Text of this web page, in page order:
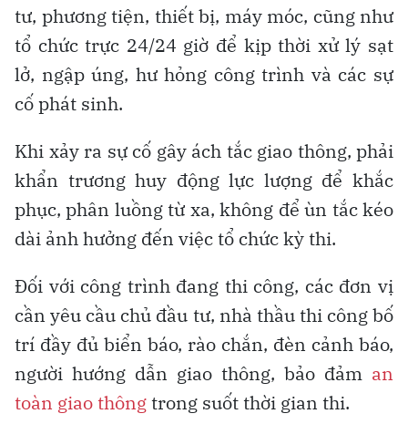
tư, phương tiện, thiết bị, máy móc, cũng như
tổ chức trực 24/24 giờ để kịp thời xử lý sạt
lở, ngập úng, hư hỏng công trình và các sự
cố phát sinh.
Khi xảy ra sự cố gây ách tắc giao thông, phải
khẩn trương huy động lực lượng để khắc
phục, phân luồng từ xa, không để ùn tắc kéo
dài ảnh hưởng đến việc tổ chức kỳ thi.
Đối với công trình đang thi công, các đơn vị
cần yêu cầu chủ đầu tư, nhà thầu thi công bố
trí đầy đủ biển báo, rào chắn, đèn cảnh báo,
người hướng dẫn giao thông, bảo đảm an
toàn giao thôngtrong suốt thời gian thi.